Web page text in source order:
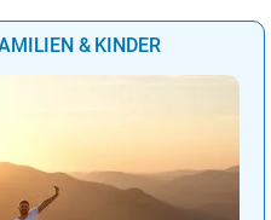
& KINDER